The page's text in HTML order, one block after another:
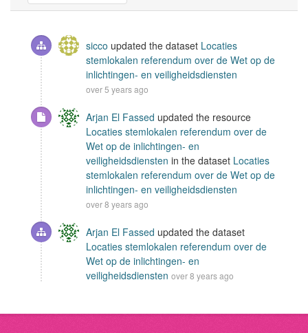
sicco updated the dataset Locaties
stemlokalen referendum over de Wet op de
inlichtingen- en veiligheidsdiensten
over 5 years ago
Arjan El Fassed updated the resource
Locaties stemlokalen referendum over de
Wet op de inlichtingen- en
veiligheidsdiensten in the dataset Locaties
stemlokalen referendum over de Wet op de
inlichtingen- en veiligheidsdiensten
over 8 years ago
Arjan El Fassed updated the dataset
Locaties stemlokalen referendum over de
Wet op de inlichtingen- en
veiligheidsdiensten over 8 years ago